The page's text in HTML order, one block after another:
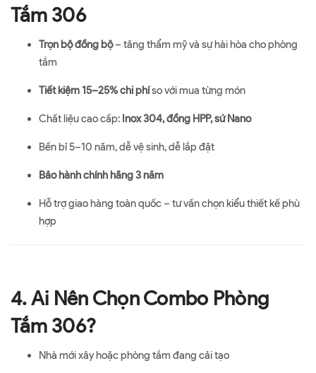
Tắm 306
Trọn bộ đồng bộ– tăng thẩm mỹ và sự hài hòa cho phòng
tắm
Tiết kiệm 15–25% chi phíso với mua từng món
Chất liệu cao cấp: Inox 304, đồng HPP, sứ Nano
Bền bỉ 5–10 năm, dễ vệ sinh, dễ lắp đặt
Bảo hành chính hãng 3 năm
Hỗ trợ giao hàng toàn quốc – tư vấn chọn kiểu thiết kế phù
hợp
4. Ai Nên Chọn Combo Phòng
Tắm 306?
Nhà mới xây hoặc phòng tắm đang cải tạo